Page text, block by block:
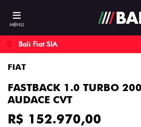
MENU
Bali Fiat SIA
FIAT
FASTBACK 1.0 TURBO
AUDACE CVT
R$ 152.970,00